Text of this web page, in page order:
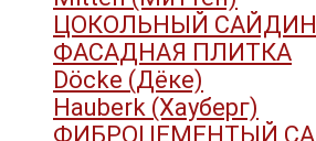
ЦОКОЛЬНЫЙ
ФАСАДНАЯ ПЛИТКА
Döcke (Дёке)
Hauberk (Хауберг)
ФИБРОЦЕМЕНТЫЙ